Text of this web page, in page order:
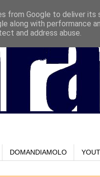
DOMANDIAMOLO
from Google to deliver its
along with performance
and address abuse.